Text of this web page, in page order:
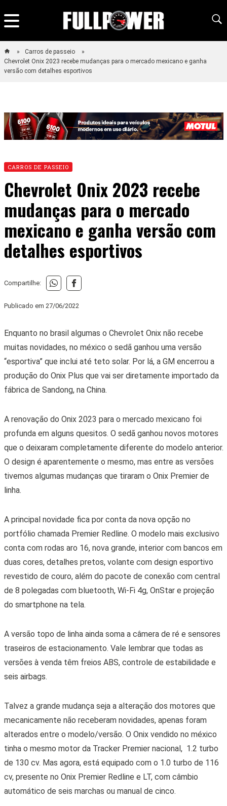
Carros de passeio
Chevrolet Onix 2023 recebe mudanças para o mercado mexicano e ganha
versão com detalhes esportivos
CARROS DE PASSEIO
Chevrolet Onix 2023 recebe
mudanças para o mercado
mexicano e ganha versão com
detalhes esportivos
Compartilhe:
Publicado em 27/06/2022
Enquanto no brasil algumas o Chevrolet Onix não recebe
muitas novidades, no méxico o sedã ganhou uma versão
“esportiva” que inclui até teto solar. Por lá, a GM encerrou a
produção do Onix Plus que vai ser diretamente importado da
fábrica de Sandong, na China.
A renovação do Onix 2023 para o mercado mexicano foi
profunda em alguns quesitos. O sedã ganhou novos motores
que o deixaram completamente diferente do modelo anterior.
O design é aparentemente o mesmo, mas entre as versões
tivemos algumas mudanças que tiraram o Onix Premier de
linha.
A principal novidade fica por conta da nova opção no
portfólio chamada Premier Redline. O modelo mais exclusivo
conta com rodas aro 16, nova grande, interior com bancos em
duas cores, detalhes pretos, volante com design esportivo
revestido de couro, além do pacote de conexão com central
de 8 polegadas com bluetooth, Wi-Fi 4g, OnStar e projeção
do smartphone na tela.
A versão topo de linha ainda soma a câmera de ré e sensores
traseiros de estacionamento. Vale lembrar que todas as
versões à venda têm freios ABS, controle de estabilidade e
seis airbags.
Talvez a grande mudança seja a alteração dos motores que
mecanicamente não receberam novidades, apenas foram
alterados entre o modelo/versão. O Onix vendido no méxico
tinha o mesmo motor da Tracker Premier nacional, 1.2 turbo
de 130 cv. Mas agora, está equipado com o 1.0 turbo de 116
cv, presente no Onix Premier Redline e LT, com câmbio
automático de seis marchas ou manual de cinco.